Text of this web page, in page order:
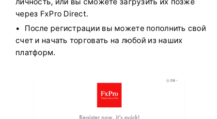
через FxPro Direct.
После регистрации вы можете пополнить свой
счет и начать торговать на любой из наших
платформ.